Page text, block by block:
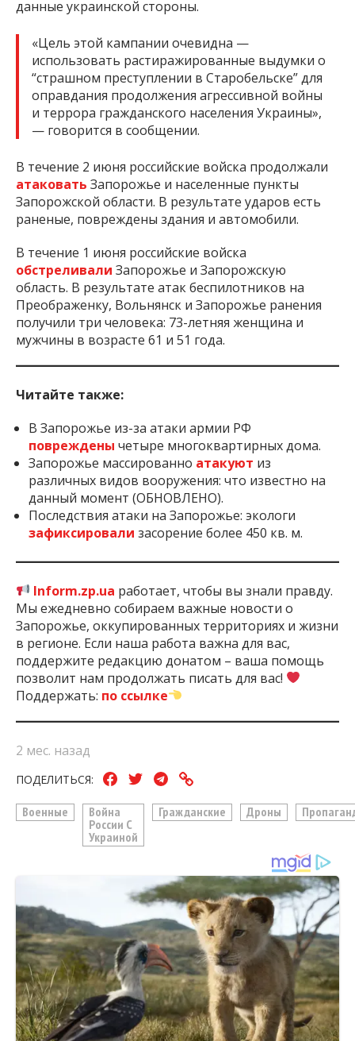
данные украинской стороны.
«Цель этой кампании очевидна —
использовать растиражированные выдумки о
“страшном преступлении в Старобельске” для
оправдания продолжения агрессивной войны
и террора гражданского населения Украины»,
— говорится в сообщении.
В течение 2 июня российские войска продолжали
атаковать Запорожье и населенные пункты
Запорожской области. В результате ударов есть
раненые, повреждены здания и автомобили.
В течение 1 июня российские войска
обстреливали Запорожье и Запорожскую
область. В результате атак беспилотников на
Преображенку, Вольнянск и Запорожье ранения
получили три человека: 73-летняя женщина и
мужчины в возрасте 61 и 51 года.
Читайте также:
В Запорожье из-за атаки армии РФ
повреждены четыре многоквартирных дома.
Запорожье массированно атакуют из
различных видов вооружения: что известно на
данный момент (ОБНОВЛЕНО).
Последствия атаки на Запорожье: экологи
зафиксировали засорение более 450 кв. м.
Inform.zp.ua работает, чтобы вы знали правду.
Мы ежедневно собираем важные новости о
Запорожье, оккупированных территориях и жизни
в регионе. Если наша работа важна для вас,
поддержите редакцию донатом – ваша помощь
позволит нам продолжать писать для вас!
Поддержать: по ссылке
2 мес. назад
ПОДЕЛИТЬСЯ:
Военные
Война
России С
Украиной
Гражданские Дроны